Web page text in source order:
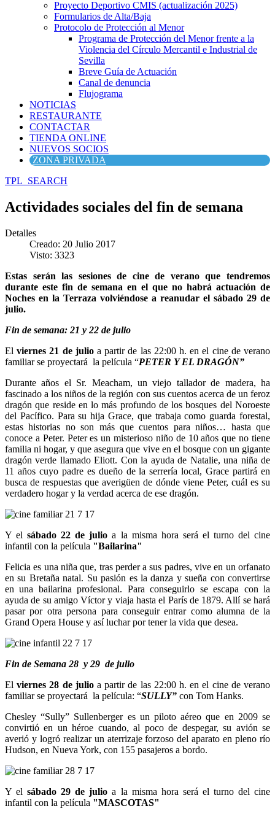
Proyecto Deportivo CMIS (actualización 2025)
Formularios de Alta/Baja
Protocolo de Protección al Menor
Programa de Protección del Menor frente a la
Violencia del Círculo Mercantil e Industrial de
Sevilla
Breve Guía de Actuación
Canal de denuncia
Flujograma
NOTICIAS
RESTAURANTE
CONTACTAR
TIENDA ONLINE
NUEVOS SOCIOS
ZONA PRIVADA
TPL_SEARCH
Actividades sociales del fin de semana
Detalles
Creado: 20 Julio 2017
Visto: 3323
Estas serán las sesiones de cine de verano que tendremos
durante este fin de semana en el que no habrá actuación de
Noches en la Terraza volviéndose a reanudar el sábado 29 de
julio.
Fin de semana: 21 y 22 de julio
Elviernes 21 de julioa partir de las 22:00 h. en el cine de verano
familiar se proyectará la película “PETER Y EL DRAGÓN”
Durante años el Sr. Meacham, un viejo tallador de madera, ha
fascinado a los niños de la región con sus cuentos acerca de un feroz
dragón que reside en lo más profundo de los bosques del Noroeste
del Pacífico. Para su hija Grace, que trabaja como guarda forestal,
estas historias no son más que cuentos para niños… hasta que
conoce a Peter. Peter es un misterioso niño de 10 años que no tiene
familia ni hogar, y que asegura que vive en el bosque con un gigante
dragón verde llamado Eliott. Con la ayuda de Natalie, una niña de
11 años cuyo padre es dueño de la serrería local, Grace partirá en
busca de respuestas que averigüen de dónde viene Peter, cuál es su
verdadero hogar y la verdad acerca de ese dragón.
Y elsábado 22 de julioa la misma hora será el turno del cine
infantil con la película "Bailarina"
Felicia es una niña que, tras perder a sus padres, vive en un orfanato
en su Bretaña natal. Su pasión es la danza y sueña con convertirse
en una bailarina profesional. Para conseguirlo se escapa con la
ayuda de su amigo Víctor y viaja hasta el París de 1879. Allí se hará
pasar por otra persona para conseguir entrar como alumna de la
Grand Opera House y así luchar por tener la vida que desea.
Fin de Semana 28 y 29 de julio
Elviernes 28 de julioa partir de las 22:00 h. en el cine de verano
familiar se proyectará la película: “SULLY” con Tom Hanks.
Chesley “Sully” Sullenberger es un piloto aéreo que en 2009 se
convirtió en un héroe cuando, al poco de despegar, su avión se
averió y logró realizar un aterrizaje forzoso del aparato en pleno río
Hudson, en Nueva York, con 155 pasajeros a bordo.
Y elsábado 29 de julioa la misma hora será el turno del cine
infantil con la película "MASCOTAS"